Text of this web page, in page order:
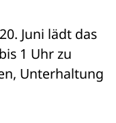
Juni lädt das
1 Uhr zu
Unterhaltung